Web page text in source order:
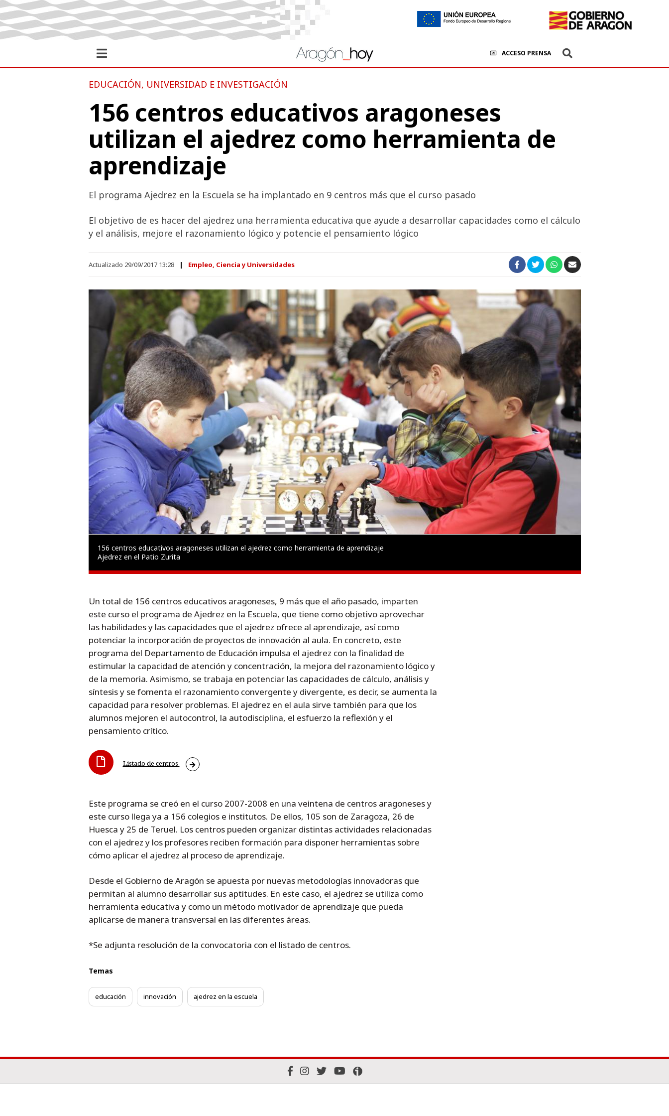
ACCESO PRENSA
EDUCACIÓN, UNIVERSIDAD E INVESTIGACIÓN
156 centros educativos aragoneses
utilizan el ajedrez como herramienta de
aprendizaje
El programa Ajedrez en la Escuela se ha implantado en 9 centros más que el curso pasado
El objetivo de es hacer del ajedrez una herramienta educativa que ayude a desarrollar capacidades como el cálculo
y el análisis, mejore el razonamiento lógico y potencie el pensamiento lógico
Actualizado 29/09/2017 13:28 Empleo, Ciencia y Universidades
156 centros educativos aragoneses utilizan el ajedrez como herramienta de aprendizaje
Ajedrez en el Patio Zurita
Un total de 156 centros educativos aragoneses, 9 más que el año pasado, imparten
este curso el programa de Ajedrez en la Escuela, que tiene como objetivo aprovechar
las habilidades y las capacidades que el ajedrez ofrece al aprendizaje, así como
potenciar la incorporación de proyectos de innovación al aula. En concreto, este
programa del Departamento de Educación impulsa el ajedrez con la finalidad de
estimular la capacidad de atención y concentración, la mejora del razonamiento lógico y
de la memoria. Asimismo, se trabaja en potenciar las capacidades de cálculo, análisis y
síntesis y se fomenta el razonamiento convergente y divergente, es decir, se aumenta la
capacidad para resolver problemas. El ajedrez en el aula sirve también para que los
alumnos mejoren el autocontrol, la autodisciplina, el esfuerzo la reflexión y el
pensamiento crítico.
Listado de centros
Este programa se creó en el curso 2007-2008 en una veintena de centros aragoneses y
este curso llega ya a 156 colegios e institutos. De ellos, 105 son de Zaragoza, 26 de
Huesca y 25 de Teruel. Los centros pueden organizar distintas actividades relacionadas
con el ajedrez y los profesores reciben formación para disponer herramientas sobre
cómo aplicar el ajedrez al proceso de aprendizaje.
Desde el Gobierno de Aragón se apuesta por nuevas metodologías innovadoras que
permitan al alumno desarrollar sus aptitudes. En este caso, el ajedrez se utiliza como
herramienta educativa y como un método motivador de aprendizaje que pueda
aplicarse de manera transversal en las diferentes áreas.
*Se adjunta resolución de la convocatoria con el listado de centros.
Temas
educación innovación ajedrez en la escuela